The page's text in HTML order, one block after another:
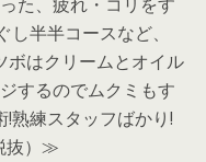
半半コースなど、
ボはクリームとオイル
するのでムクミもす
熟練スタッフばかり!
抜）≫